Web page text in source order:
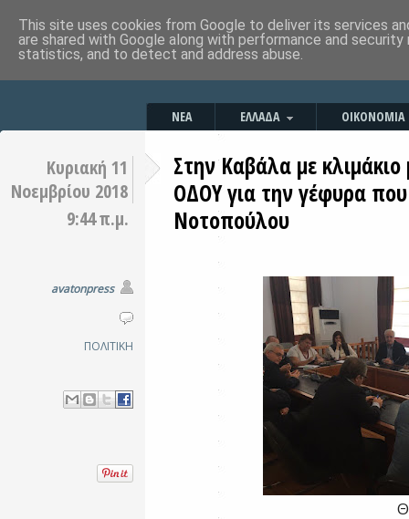
ΝΕΑ ΕΛΛΑΔΑ ΟΙΚΟΝΟΜΙΑ
Κυριακή 11
Νοεμβρίου 2018
9:44 π.μ.
avatonpress
ΠΟΛΙΤΙΚΗ
Στην Καβάλα με
ΟΔΟΥ για την γέφυρα
Νοτοπούλου
This site uses cookies from Google to deliver its services
are shared with Google along with performance and
statistics, and to detect and address abuse.